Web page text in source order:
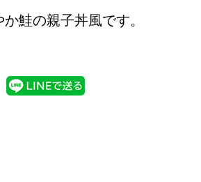
鮭の親子丼風です。